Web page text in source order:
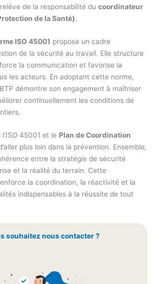
de la responsabilité ducoordinateur
de la Santé).
ISO 45001 propose un cadre
de la sécurité au travail. Elle structure
la communication et favorise la
les acteurs. En adoptant cette norme,
démontre son engagement à maîtriser
continuellement les conditions de
45001 et le Plan de Coordination
plus loin dans la prévention. Ensemble,
entre la stratégie de sécurité
et la réalité du terrain. Cette
la coordination, la réactivité et la
indispensables à la réussite de tout
souhaitez nous contacter ?